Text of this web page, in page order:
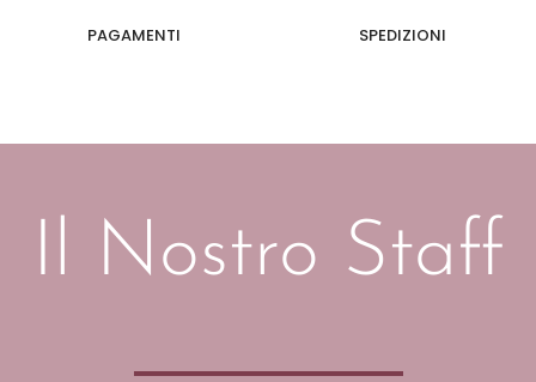
PAGAMENTI SPEDIZIONI
Il Nostro Staff